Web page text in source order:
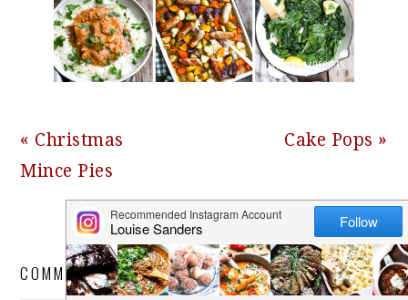
Previous
Post:
« Christmas
Mince Pies
Next
Cake Pops »
READER
INTERACTIONS
COMMENTS